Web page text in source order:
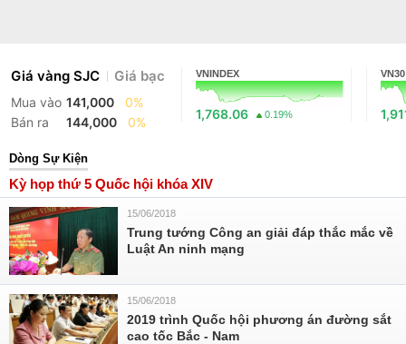
Giá vàng SJC Giá bạc
Mua vào 141,000
0%
Bán ra
144,000 0%
VNINDEX
1,768.06 0.19%
VN30
Dòng Sự Kiện
Kỳ họp thứ 5 Quốc hội khóa XIV
15/06/2018
Trung tướng Công an giải đáp thắc mắc về
Luật An ninh mạng
15/06/2018
2019 trình Quốc hội phương án đường sắt
cao tốc Bắc - Nam